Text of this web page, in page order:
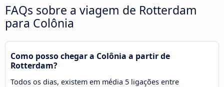
FAQs sobre a viagem de Rotterdam
para Colônia
Como posso chegar a Colônia a partir de
Rotterdam?
Todos os dias, existem em média 5 ligações entre